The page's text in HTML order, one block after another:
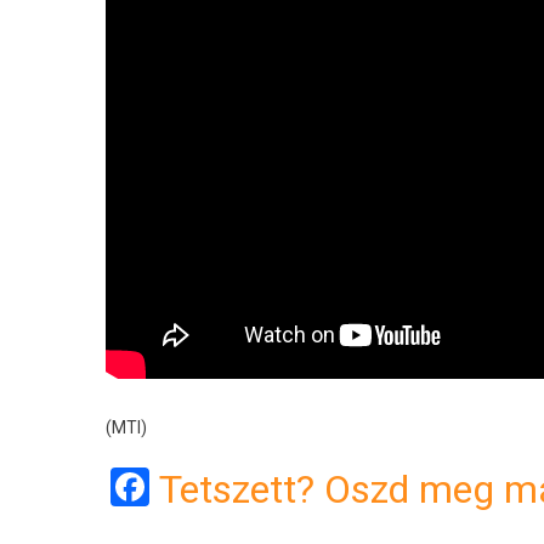
(MTI)
Facebook
Tetszett? Oszd meg